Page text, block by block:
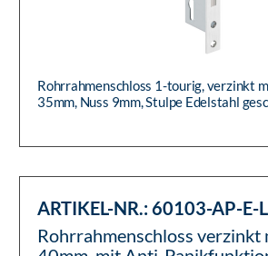
Rohrrahmenschloss 1-tourig, verzinkt
35mm, Nuss 9mm, Stulpe Edelstahl geschliffen, mit Anti-
ARTIKEL-NR.:60103-AP-E-L
Rohrrahmenschloss